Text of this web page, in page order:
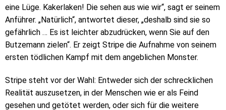
eine Lüge. Kakerlaken! Die sehen aus wie wir“, sagt er seinem
Anführer. „Natürlich“, antwortet dieser, „deshalb sind sie so
gefährlich … Es ist leichter abzudrücken, wenn Sie auf den
Butzemann zielen“. Er zeigt Stripe die Aufnahme von seinem
ersten tödlichen Kampf mit dem angeblichen Monster.
Stripe steht vor der Wahl: Entweder sich der schrecklichen
Realität auszusetzen, in der Menschen wie er als Feind
gesehen und getötet werden, oder sich für die weitere